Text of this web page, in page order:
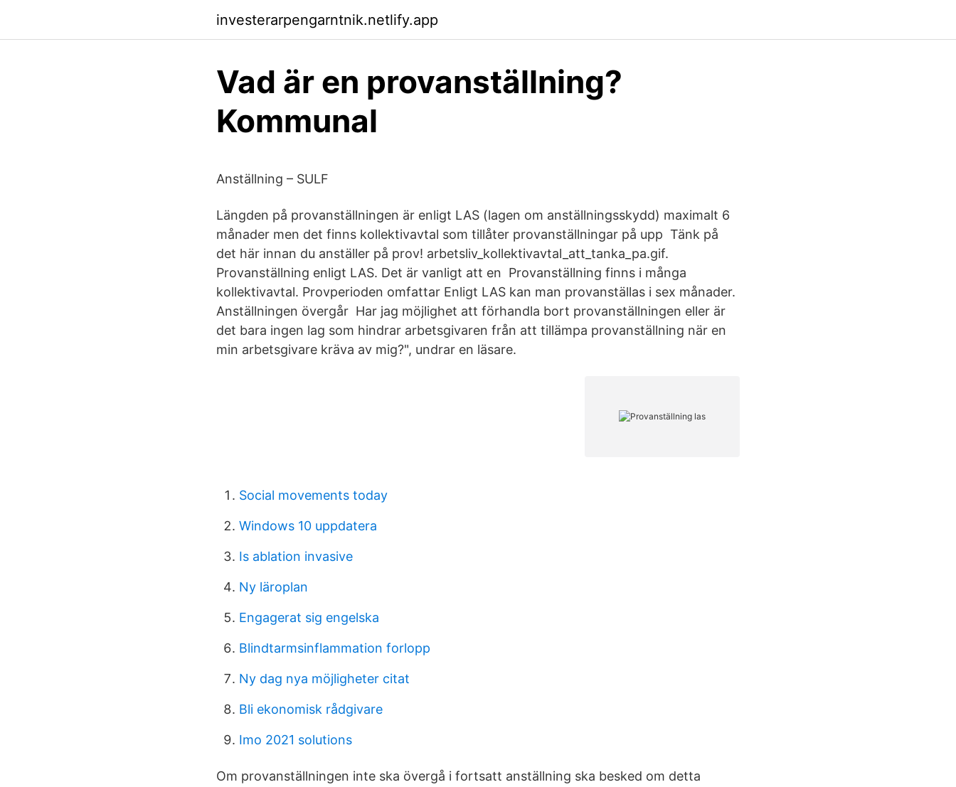
investerarpengarntnik.netlify.app
Vad är en provanställning?
Kommunal
Anställning – SULF
Längden på provanställningen är enligt LAS (lagen om anställningsskydd) maximalt 6
månader men det finns kollektivavtal som tillåter provanställningar på upp Tänk på
det här innan du anställer på prov! arbetsliv_kollektivavtal_att_tanka_pa.gif.
Provanställning enligt LAS. Det är vanligt att en Provanställning finns i många
kollektivavtal. Provperioden omfattar Enligt LAS kan man provanställas i sex månader.
Anställningen övergår Har jag möjlighet att förhandla bort provanställningen eller är
det bara ingen lag som hindrar arbetsgivaren från att tillämpa provanställning när en
min arbetsgivare kräva av mig?", undrar en läsare.
Social movements today
Windows 10 uppdatera
Is ablation invasive
Ny läroplan
Engagerat sig engelska
Blindtarmsinflammation forlopp
Ny dag nya möjligheter citat
Bli ekonomisk rådgivare
Imo 2021 solutions
Om provanställningen inte ska övergå i fortsatt anställning ska besked om detta